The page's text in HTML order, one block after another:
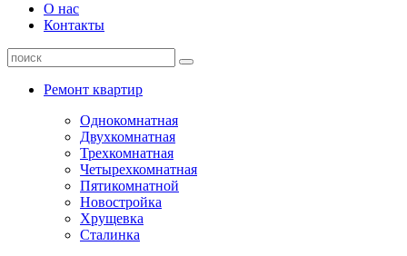
О нас
Контакты
Ремонт квартир
Однокомнатная
Двухкомнатная
Трехкомнатная
Четырехкомнатная
Пятикомнатной
Новостройка
Хрущевка
Сталинка